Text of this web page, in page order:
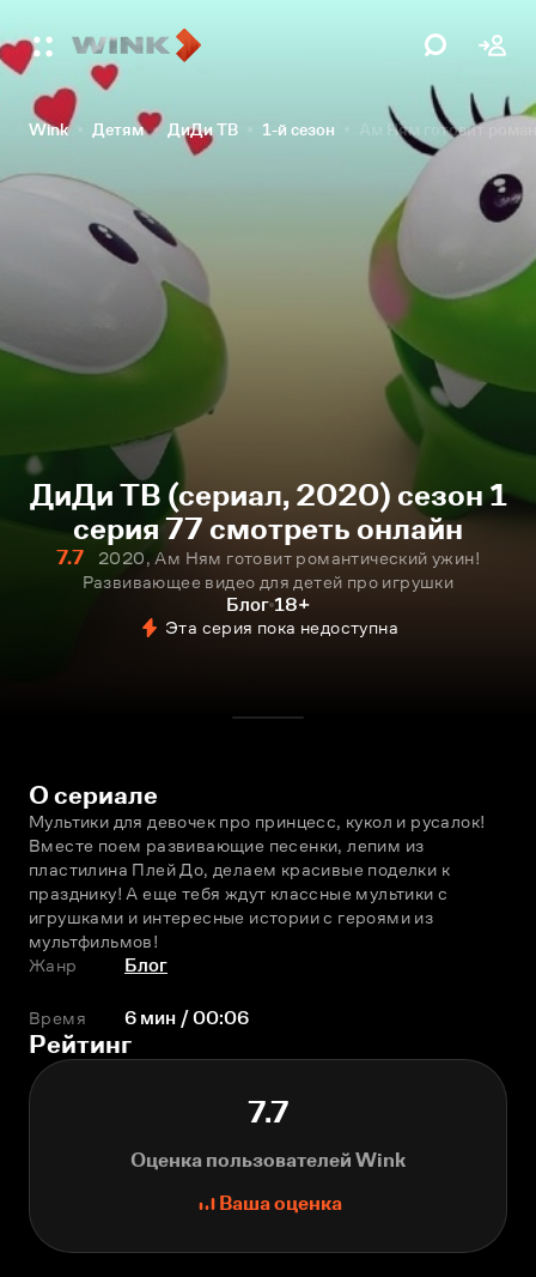
Wink Детям ДиДи ТВ 1-й сезон Ам Ням готовит
ДиДи ТВ (сериал, 2020) сезон 1
серия 77 смотреть онлайн
7.7
2020, Ам Ням готовит романтический ужин!
Развивающее видео для детей про игрушки
Блог 18+
Эта серия пока недоступна
О сериале
Мультики для девочек про принцесс, кукол и русалок!
Вместе поем развивающие песенки, лепим из
пластилина Плей До, делаем красивые поделки к
празднику! А еще тебя ждут классные мультики с
игрушками и интересные истории с героями из
мультфильмов!
Жанр
Блог
Время 6 мин / 00:06
Рейтинг
7.7
Оценка пользователей Wink
Ваша оценка